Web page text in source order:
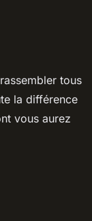
tous
la différence
vous aurez